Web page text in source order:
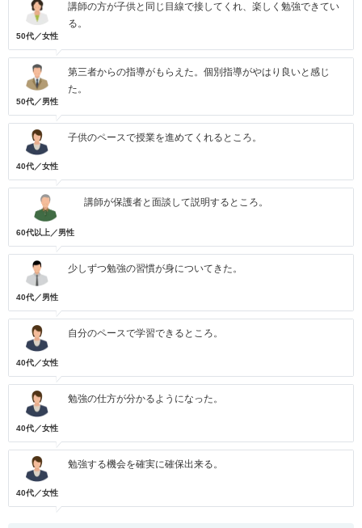
50代／女性
講師の方が子供と同じ目線で接してくれ、楽しく勉強できてい
る。
50代／男性
第三者からの指導がもらえた。個別指導がやはり良いと感じ
た。
40代／女性
子供のペースで授業を進めてくれるところ。
60代以上／男性
講師が保護者と面談して説明するところ。
40代／男性
少しずつ勉強の習慣が身についてきた。
40代／女性
自分のペースで学習できるところ。
40代／女性
勉強の仕方が分かるようになった。
40代／女性
勉強する機会を確実に確保出来る。